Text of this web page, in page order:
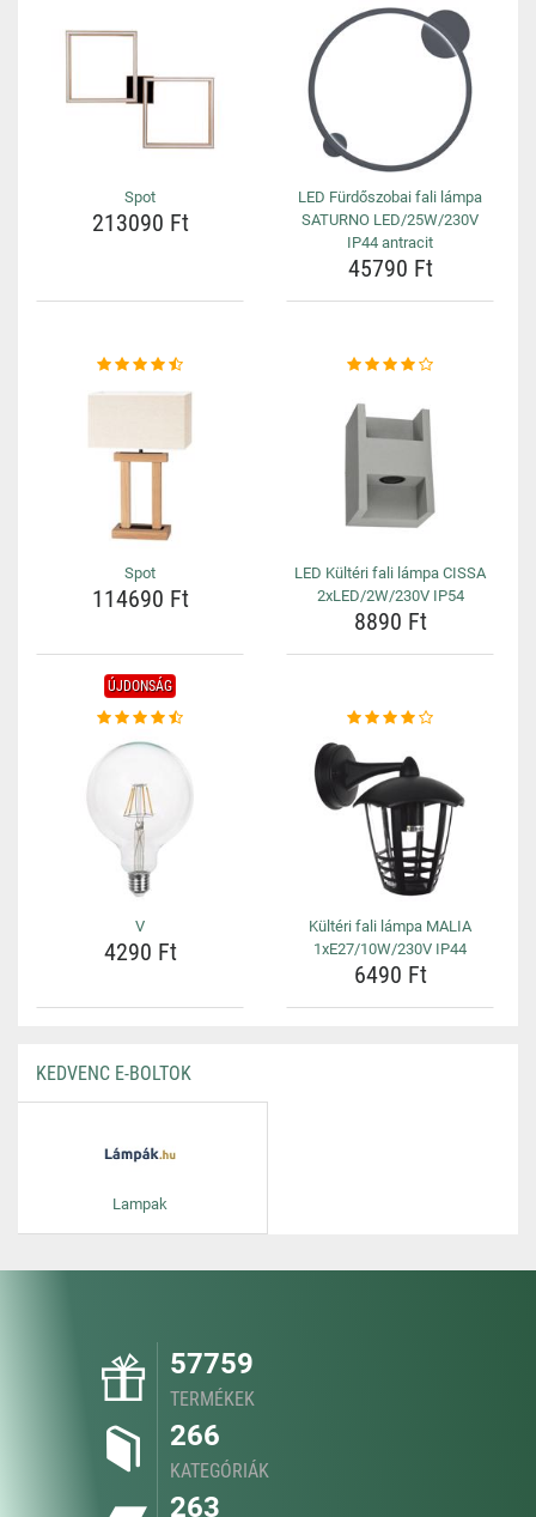
Spot
213090 Ft
LED Fürdőszobai fali lámpa
SATURNO LED/25W/230V
IP44 antracit
45790 Ft
Spot
114690 Ft
LED Kültéri fali lámpa CISSA
2xLED/2W/230V IP54
8890 Ft
ÚJDONSÁG
V
4290 Ft
Kültéri fali lámpa MALIA
1xE27/10W/230V IP44
6490 Ft
KEDVENC E-BOLTOK
Lampak
57759
TERMÉKEK
266
KATEGÓRIÁK
263